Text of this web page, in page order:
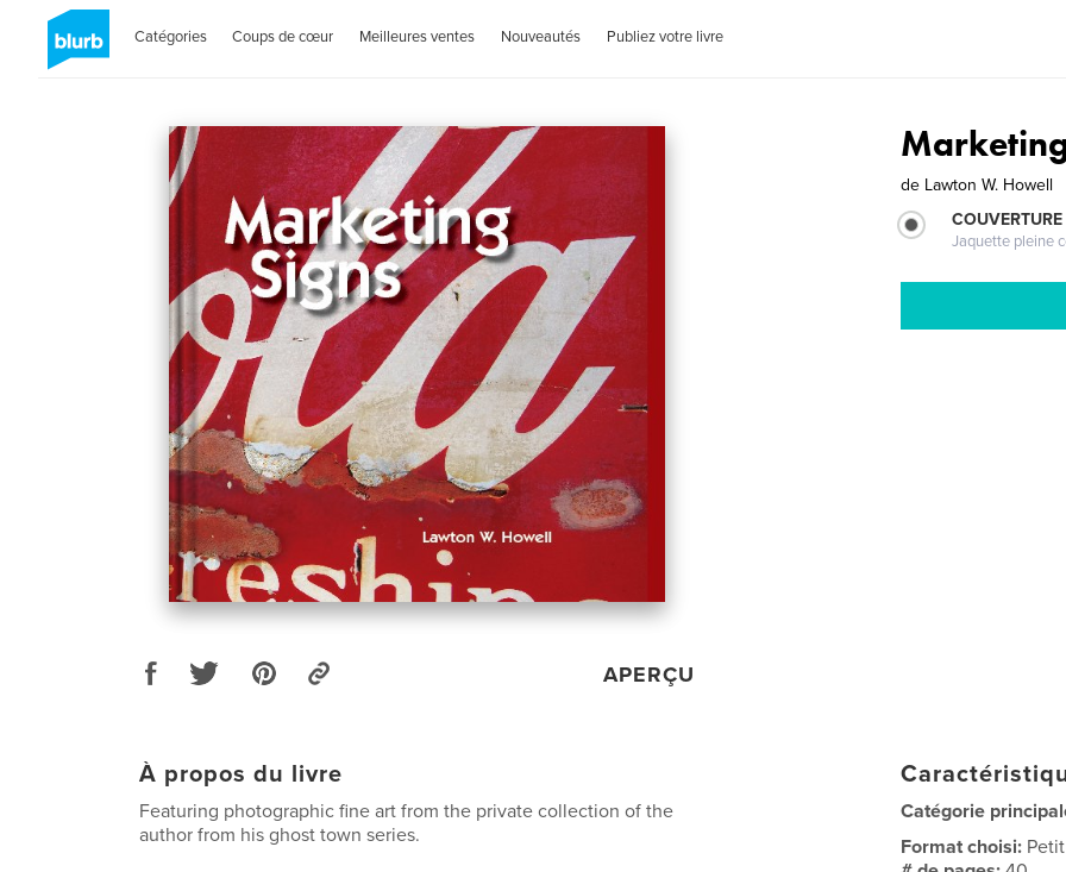
Catégories Coups de cœur Meilleures ventes Nouveautés Publiez votre livre
APERÇU
de Lawton W. Howell
Jaquette pleine
À propos du livre
Featuring photographic fine art from the private collection of the
author from his ghost town series.
Catégorie
Format choisi: